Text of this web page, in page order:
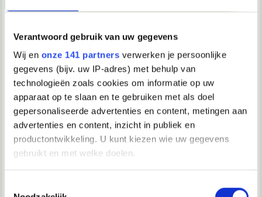
Verantwoord gebruik van uw gegevens
Wij en onze 141 partners verwerken je persoonlijke
gegevens (bijv. uw IP-adres) met behulp van
technologieën zoals cookies om informatie op uw
apparaat op te slaan en te gebruiken met als doel
gepersonaliseerde advertenties en content, metingen aan
advertenties en content, inzicht in publiek en
productontwikkeling. U kunt kiezen wie uw gegevens
gebruikt en met welke doelen.
31-08-2004, 16:27
Leonoor schreef op06-01-2004 @ 15:17:
De kans dat mensen je met zo'n smiley niet of minder serieus nemen, is wel
aanwezig.
bij mij komt dat gevoel niet over. alleen dat de persoon in
kwestie ietswat verbitterd is.
ik heb het niet meegemaakt.
sterkte!